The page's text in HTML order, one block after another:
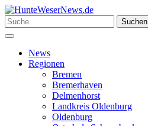
Zum
Inhalt
springen
Suchen
nach:
Suchen
Menü
News
Regionen
Bremen
Bremerhaven
Delmenhorst
Landkreis Oldenburg
Oldenburg